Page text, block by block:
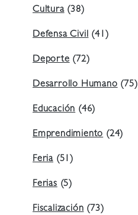
Cultura(38)
Defensa Civil(41)
Deporte(72)
Desarrollo Humano(75)
Educación(46)
Emprendimiento(24)
Feria (51)
Ferias(5)
Fiscalización(73)